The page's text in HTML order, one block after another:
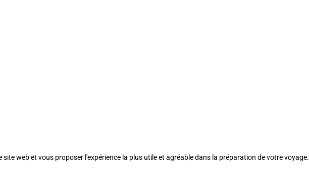
web et vous proposer l'expérience la plus utile et agréable dans la préparation de votre voyage.